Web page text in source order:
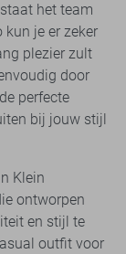
het team
je er zeker
plezier zult
door
perfecte
bij jouw stijl
Klein
ontworpen
en stijl te
outfit voor